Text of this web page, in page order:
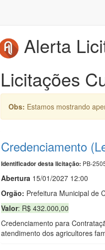
Alerta
Licitações
Obs: Estamos mostrando
Credenciamento
Identificador desta licitação: PB-
Abertura 15/01/2027 12:00
Orgão: Prefeitura Municipal de
Valor: R$ 432.000,00
Credenciamento para
atendimento dos agricultores